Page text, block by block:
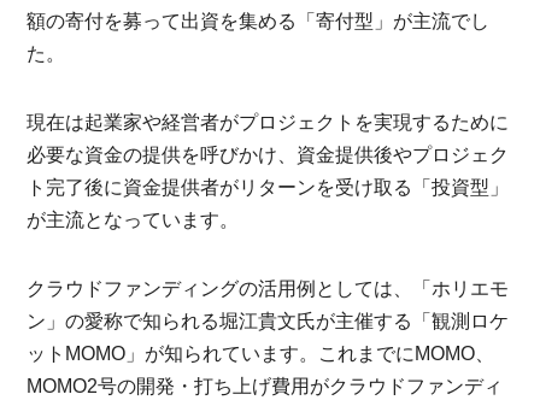
額の寄付を募って出資を集める「寄付型」が主流でし
た。
現在は起業家や経営者がプロジェクトを実現するために
必要な資金の提供を呼びかけ、資金提供後やプロジェク
ト完了後に資金提供者がリターンを受け取る「投資型」
が主流となっています。
クラウドファンディングの活用例としては、「ホリエモ
ン」の愛称で知られる堀江貴文氏が主催する「観測ロケ
ットMOMO」が知られています。これまでにMOMO、
MOMO2号の開発・打ち上げ費用がクラウドファンディ